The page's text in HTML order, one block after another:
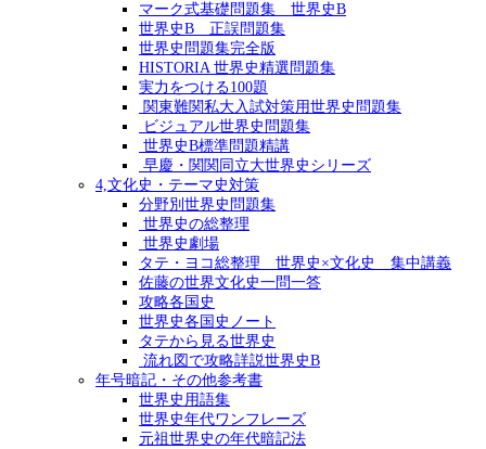
マーク式基礎問題集 世界史B
世界史B 正誤問題集
世界史問題集完全版
HISTORIA 世界史精選問題集
実力をつける100題
関東難関私大入試対策用世界史問題集
ビジュアル世界史問題集
世界史B標準問題精講
早慶・関関同立大世界史シリーズ
4,文化史・テーマ史対策
分野別世界史問題集
世界史の総整理
世界史劇場
タテ・ヨコ総整理 世界史×文化史 集中講義
佐藤の世界文化史一問一答
攻略各国史
世界史各国史ノート
タテから見る世界史
流れ図で攻略詳説世界史B
年号暗記・その他参考書
世界史用語集
世界史年代ワンフレーズ
元祖世界史の年代暗記法